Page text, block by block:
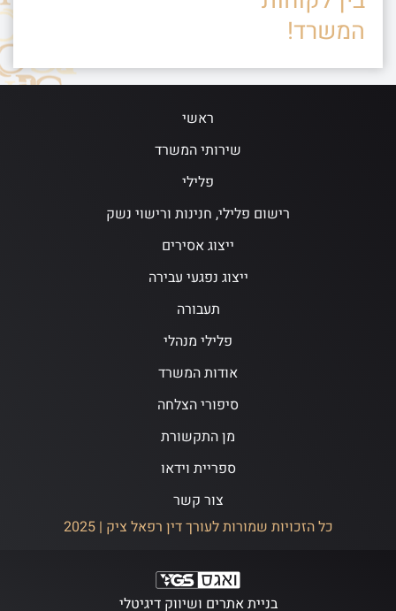
המשרד!
ראשי
שירותי המשרד
פלילי
רישום פלילי, חנינות ורישוי נשק
ייצוג אסירים
ייצוג נפגעי עבירה
תעבורה
פלילי מנהלי
אודות המשרד
סיפורי הצלחה
מן התקשורת
ספריית וידאו
צור קשר
כל הזכויות שמורות לעורך דין רפאל ציק | 2025
בניית אתרים ושיווק דיגיטלי